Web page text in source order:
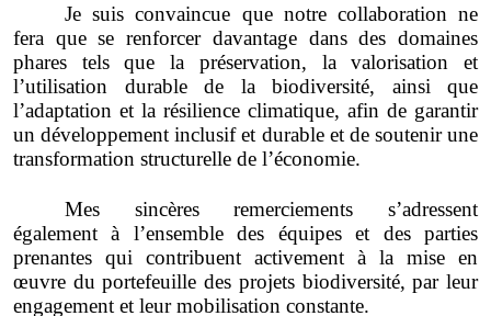
Je suis convaincue que notre collaboration ne
fera que se renforcer davantage dans des domaines
phares tels que la préservation, la valorisation et
l’utilisation durable de la biodiversité, ainsi que
l’adaptation et la résilience climatique, afin de garantir
un développement inclusif et durable et de soutenir une
transformation structurelle de l’économie.
Mes sincères remerciements s’adressent
également à l’ensemble des équipes et des parties
prenantes qui contribuent activement à la mise en
œuvre du portefeuille des projets biodiversité, par leur
engagement et leur mobilisation constante.